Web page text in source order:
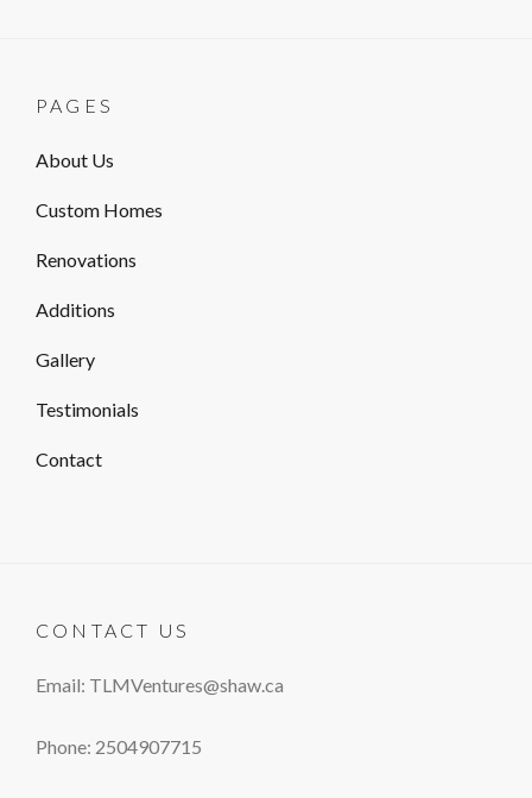
PAGES
About Us
Custom Homes
Renovations
Additions
Gallery
Testimonials
Contact
CONTACT US
Email: TLMVentures@shaw.ca
Phone: 2504907715